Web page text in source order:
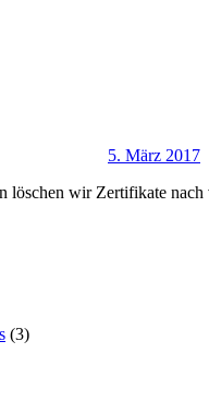
5. März 2017
löschen wir Zertifikate
(3)